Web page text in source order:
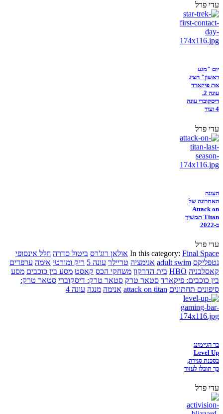
עדי פרל
יום "מגע
ראשון" הציג
את פיקארד
עונה 2,
דיסקוברי עונה
4 ועוד
עדי פרל
העונה
האחרונה של
Attack on
Titan תמשיך
ב-2022
עדי פרל
In this category: Final Space אולאן רוג'רס ביטול סדרה חלל אינסופי
נטפליקס adult swim אנימציה טריילר עונה 5 ריק ומורטי אימה ערפדים
קאסלבניה HBO בית הדרקון משחקי הכס קאסט מסע בין כוכבים מסע
בין כוכבים: פיקארד סטאר טרק סטאר טרק: דיסקוברי סטאר טרק:
סיפונים תחתונים attack on titan אנימה מנגה עונה 4
בר הגיימינג
Level Up
בסכנת סגירה,
כך תוכלו לעזור
עדי פרל